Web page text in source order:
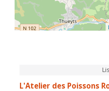
L'Atelier des Poissons